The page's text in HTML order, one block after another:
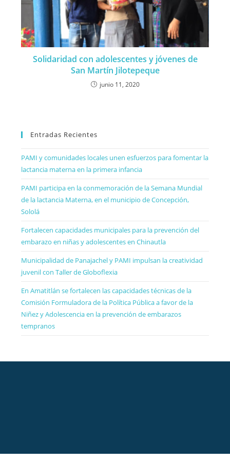
Solidaridad con adolescentes y jóvenes de
San Martín Jilotepeque
junio 11, 2020
Entradas Recientes
PAMI y comunidades locales unen esfuerzos para fomentar la
lactancia materna en la primera infancia
PAMI participa en la conmemoración de la Semana Mundial
de la lactancia Materna, en el municipio de Concepción,
Sololá
Fortalecen capacidades municipales para la prevención del
embarazo en niñas y adolescentes en Chinautla
Municipalidad de Panajachel y PAMI impulsan la creatividad
juvenil con Taller de Globoflexia
En Amatitlán se fortalecen las capacidades técnicas de la
Comisión Formuladora de la Política Pública a favor de la
Niñez y Adolescencia en la prevención de embarazos
tempranos